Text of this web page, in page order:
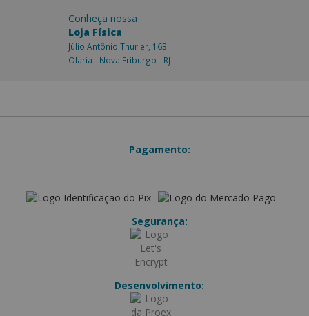
Conheça nossa
Loja Física
Júlio Antônio Thurler, 163
Olaria - Nova Friburgo - RJ
Pagamento:
Segurança:
Desenvolvimento: